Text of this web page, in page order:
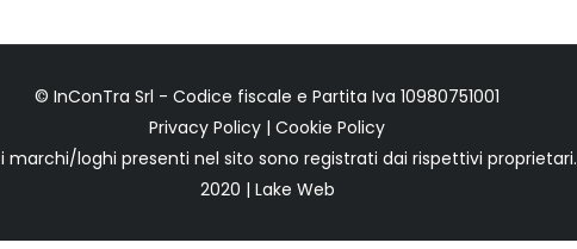
© InConTra Srl - Codice fiscale e Partita Iva 10980751001
Privacy Policy | Cookie Policy
marchi/loghi presenti nel sito sono registrati dai rispettivi proprietari.
2020 | Lake Web